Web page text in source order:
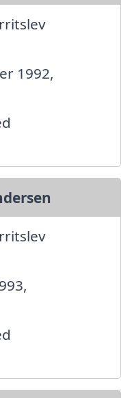
1992,